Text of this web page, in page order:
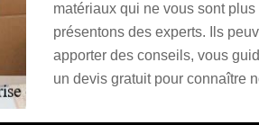
matériaux qui ne vous sont
présentons des experts. Ils
apporter des conseils, vous
un devis gratuit pour connaître